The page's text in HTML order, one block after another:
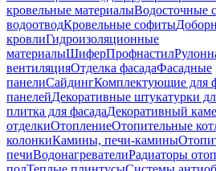
кровельные материалыВодосточные
водоотводКровельные софиты
кровлиГидроизоляционные
материалыШиферПрофнастил
вентиляцияОтделка фасадаФасадные
панелиСайдингКомплектующие для
панелейДекоративные штукатурки
плитка для фасадаДекоративный
отделкиОтоплениеОтопительные
колонкиКамины, печи-камины
печиВодонагревателиРадиаторы